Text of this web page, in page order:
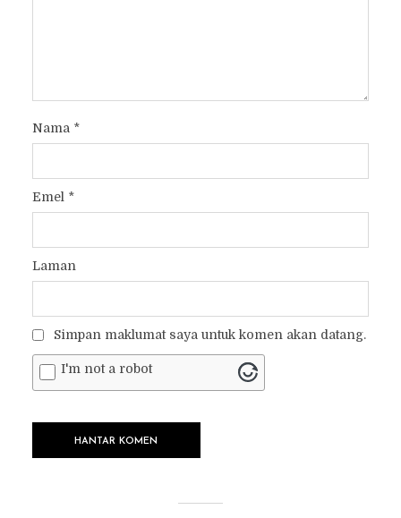
Nama *
Emel *
Laman
Simpan maklumat saya untuk komen akan datang.
I'm not a robot